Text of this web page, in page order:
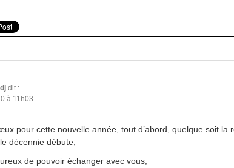
dit :
à 11h03
pour cette nouvelle année, tout d’abord, quelque soit la
décennie débute;
de pouvoir échanger avec vous;